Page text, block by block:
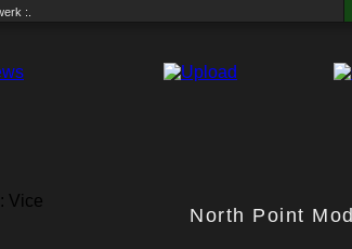
:.
North Point Mod